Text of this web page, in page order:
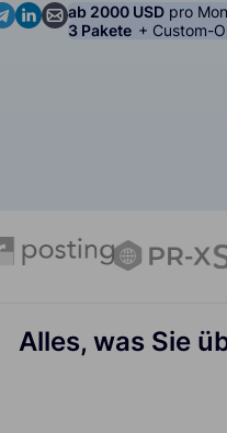
us in Messenger
us in WhatsApp
us in Telegram
Contact us in Linkedin
Contact us by email
ab 2000 USD pro
3 Pakete + Custom-
Alles, was Sie